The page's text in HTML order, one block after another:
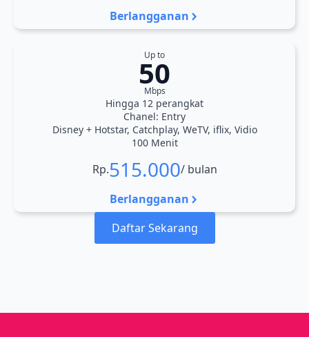
Berlangganan
Up to
50
Mbps
Hingga 12 perangkat
Chanel: Entry
Disney + Hotstar, Catchplay, WeTV, iflix, Vidio
100 Menit
Rp.515.000/ bulan
Berlangganan
Daftar Sekarang